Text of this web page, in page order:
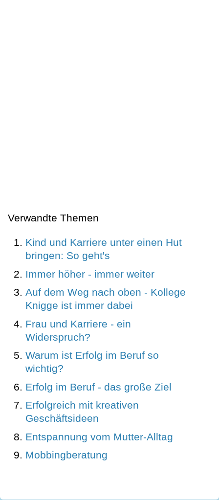
Verwandte Themen
Kind und Karriere unter einen Hut
bringen: So geht's
Immer höher - immer weiter
Auf dem Weg nach oben - Kollege
Knigge ist immer dabei
Frau und Karriere - ein
Widerspruch?
Warum ist Erfolg im Beruf so
wichtig?
Erfolg im Beruf - das große Ziel
Erfolgreich mit kreativen
Geschäftsideen
Entspannung vom Mutter-Alltag
Mobbingberatung